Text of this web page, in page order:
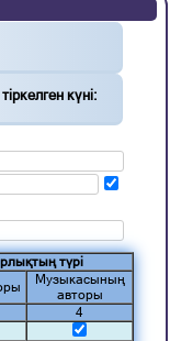
күні:
түрі
Музыкасының
авторы
4